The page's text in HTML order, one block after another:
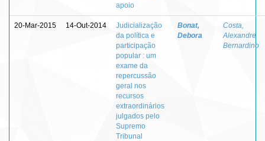
apoio
20-Mar-2015 14-Out-2014
Judicialização
da política e
participação
popular : um
exame da
repercussão
geral nos
recursos
extraordinários
julgados pelo
Supremo
Tribunal
Bonat,
Debora
Costa,
Alexandre
Bernardino